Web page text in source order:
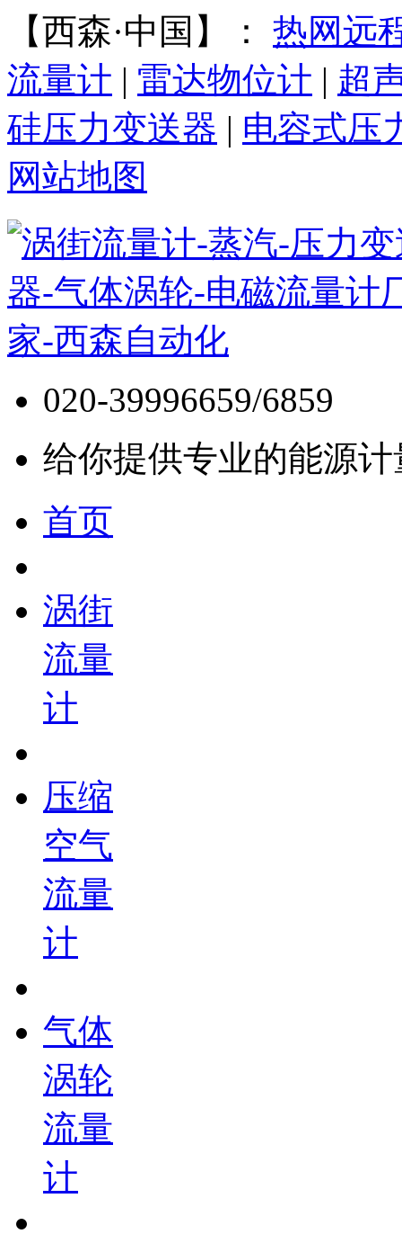
【西森·中国】： 热网远
流量计 | 雷达物位计 | 超
硅压力变送器 | 电容式压
网站地图
020-39996659/6859
给你提供专业的能源
首页
涡街
流量
计
压缩
空气
流量
计
气体
涡轮
流量
计